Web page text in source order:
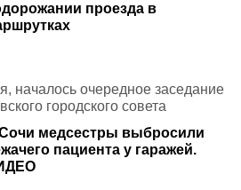
проезда в
началось очередное заседание
городского совета
медсестры выбросили
пациента у гаражей.